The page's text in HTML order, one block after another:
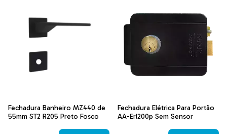
Fechadura Banheiro MZ440 de
55mm ST2 R205 Preto Fosco
Fechadura Elétrica Para Portão
AA-Erl200p Sem Sensor